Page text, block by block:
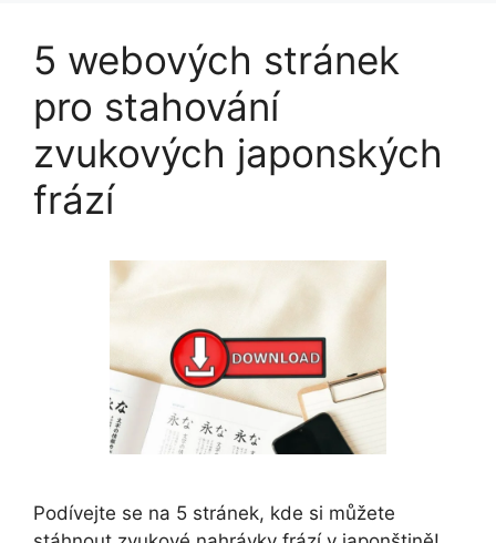
5 webových stránek
pro stahování
zvukových japonských
frází
Podívejte se na 5 stránek, kde si můžete